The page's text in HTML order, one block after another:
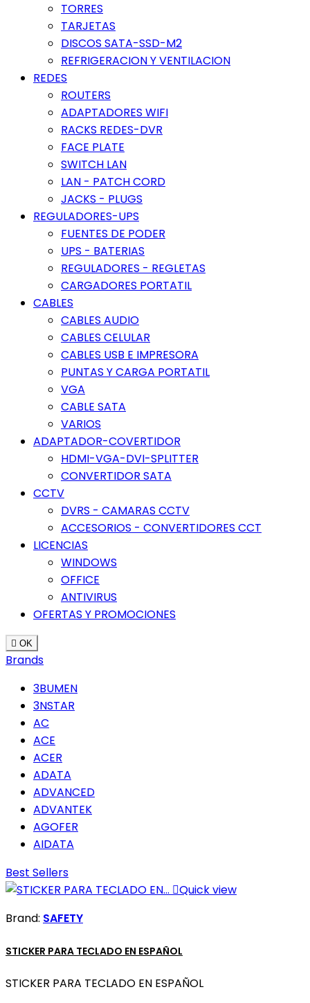
TORRES
TARJETAS
DISCOS SATA-SSD-M2
REFRIGERACION Y VENTILACION
REDES
ROUTERS
ADAPTADORES WIFI
RACKS REDES-DVR
FACE PLATE
SWITCH LAN
LAN - PATCH CORD
JACKS - PLUGS
REGULADORES-UPS
FUENTES DE PODER
UPS - BATERIAS
REGULADORES - REGLETAS
CARGADORES PORTATIL
CABLES
CABLES AUDIO
CABLES CELULAR
CABLES USB E IMPRESORA
PUNTAS Y CARGA PORTATIL
VGA
CABLE SATA
VARIOS
ADAPTADOR-COVERTIDOR
HDMI-VGA-DVI-SPLITTER
CONVERTIDOR SATA
CCTV
DVRS - CAMARAS CCTV
ACCESORIOS - CONVERTIDORES CCT
LICENCIAS
WINDOWS
OFFICE
ANTIVIRUS
OFERTAS Y PROMOCIONES
 OK
Brands
3BUMEN
3NSTAR
AC
ACE
ACER
ADATA
ADVANCED
ADVANTEK
AGOFER
AIDATA
Best Sellers
Quick view
Brand: SAFETY
STICKER PARA TECLADO EN ESPAÑOL
STICKER PARA TECLADO EN ESPAÑOL